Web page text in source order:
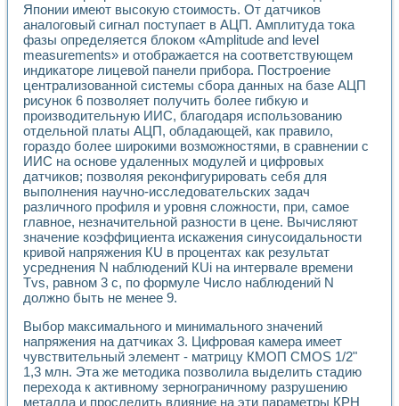
Разработка виртуальных тренажеров путем
Система блокировок, сигнализации и защиты ускорителя
Система сбора данных и управления процессом
Управление температурой газовой среды специальной
Разработка программного обеспечения с
Использование технологий NATIONAL INSTRUMENTS
Оборудование для промышленной термотрансферной
Автоматизация реометрических исследований на базе
Применение измерителя иммитанса для исследова¬ния
Исследование электромагнитных переходных процессов
Стенд для исследования электрических переходных
Автоматизация контроля сварных швов на базе
Измерительный контроль с применением
Моделирование надежности и эффективности систем
Лабораторные практикумы и учебные стенды
Автоматизация лабораторного стенда по измерению
Автоматизированные лабораторные комплексы для
Виртуальный прибор для исследования нелинейных
Использование программ ELECTRONICS WORKBENCH-
Лабораторный практикум по дисциплине «Цифровые
Лабораторный практикум по ИНС на основе LabVIEW
Лабораторный практикум по основам теории коммутации
Опыт использования NI LabVIEW для создания
Японии имеют высокую стоимость. От датчиков
аналоговый сигнал поступает в АЦП. Амплитуда тока
фазы определяется блоком «Amplitude and level
measurements» и отображается на соответствующем
индикаторе лицевой панели прибора. Построение
централизованной системы сбора данных на базе АЦП
рисунок 6 позволяет получить более гибкую и
производительную ИИС, благодаря использованию
отдельной платы АЦП, обладающей, как правило,
гораздо более широкими возможностями, в сравнении с
ИИС на основе удаленных модулей и цифровых
датчиков; позволяя реконфигурировать себя для
выполнения научно-исследовательских задач
различного профиля и уровня сложности, при, самое
главное, незначительной разности в цене. Вычисляют
значение коэффициента искажения синусоидальности
кривой напряжения КU в процентах как результат
усреднения N наблюдений КUi на интервале времени
Tvs, равном 3 с, по формуле Число наблюдений N
должно быть не менее 9.
Выбор максимального и минимального значений
напряжения на датчиках 3. Цифровая камера имеет
чувствительный элемент - матрицу КМОП CMOS 1/2"
1,3 млн. Эта же методика позволила выделить стадию
перехода к активному зернограничному разрушению
металла и проследить влияние на эти параметры КРН